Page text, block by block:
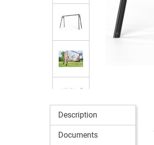
Description
Documents